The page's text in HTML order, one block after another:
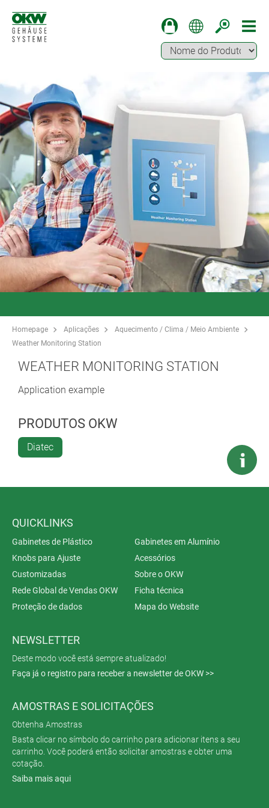
Homepage Aplicações
Aquecimento / Clima / Meio Ambiente
Weather Monitoring Station
WEATHER MONITORING STATION
Application example
PRODUTOS OKW
Diatec
QUICKLINKS
Gabinetes de Plástico
Gabinetes em Alumínio
Knobs para Ajuste
Acessórios
Customizadas
Sobre o OKW
Rede Global de Vendas OKW
Ficha técnica
Proteção de dados
Mapa do Website
NEWSLETTER
Deste modo você está sempre atualizado!
Faça já o registro para receber a newsletter de OKW >>
AMOSTRAS E SOLICITAÇÕES
Obtenha Amostras
Basta clicar no símbolo do carrinho para adicionar itens a seu
carrinho. Você poderá então solicitar amostras e obter uma
cotação.
Saiba mais aqui